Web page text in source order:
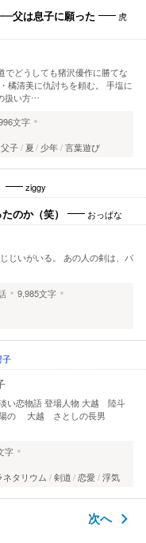
父は息子に願った
虎
でどうしても猪沢優作に勝てな
橘清美に仇討ちを頼む。 手塩に
扱い方…
文字
父子 夏 少年 言葉遊び
ziggy
のか（笑） おっぱな
じいがいる。 あの人の剣は、バ
9,985文字
子
い恋物語 登場人物 大越 陸斗
陽の 大越 さとしの長男
字
ネタリウム 剣道 恋愛 浮気
次へ